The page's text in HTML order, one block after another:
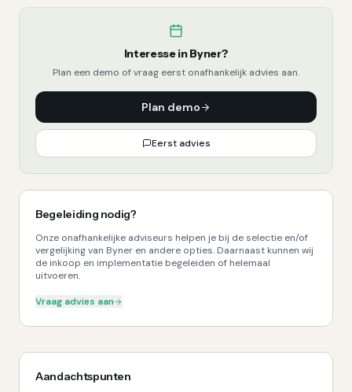
Interesse inByner?
Plan een demo of vraag eerst onafhankelijk advies aan.
Plan demo
Eerst advies
Begeleiding nodig?
Onze onafhankelijke adviseurs helpen je bij de selectie en/of
vergelijking van Byner en andere opties. Daarnaast kunnen wij
de inkoop en implementatie begeleiden of helemaal
uitvoeren.
Vraag advies aan
Aandachtspunten